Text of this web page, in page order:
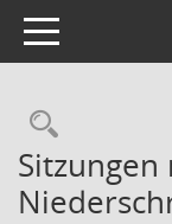
Toggle navigation